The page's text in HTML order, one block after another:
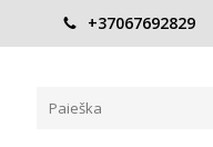
+37067692829
Riedlentės Padangos,
80/65-6